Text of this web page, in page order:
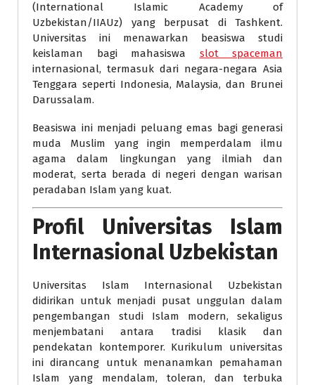
(International Islamic Academy of
Uzbekistan/IIAUz) yang berpusat di Tashkent.
Universitas ini menawarkan beasiswa studi
keislaman bagi mahasiswa slot spaceman
internasional, termasuk dari negara-negara Asia
Tenggara seperti Indonesia, Malaysia, dan Brunei
Darussalam.
Beasiswa ini menjadi peluang emas bagi generasi
muda Muslim yang ingin memperdalam ilmu
agama dalam lingkungan yang ilmiah dan
moderat, serta berada di negeri dengan warisan
peradaban Islam yang kuat.
Profil Universitas Islam
Internasional Uzbekistan
Universitas Islam Internasional Uzbekistan
didirikan untuk menjadi pusat unggulan dalam
pengembangan studi Islam modern, sekaligus
menjembatani antara tradisi klasik dan
pendekatan kontemporer. Kurikulum universitas
ini dirancang untuk menanamkan pemahaman
Islam yang mendalam, toleran, dan terbuka